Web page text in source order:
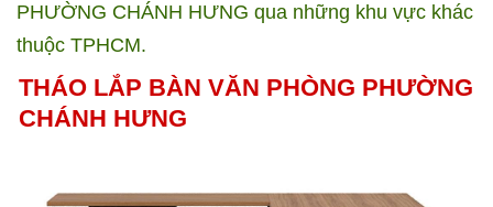
PHƯỜNG CHÁNH HƯNG qua những khu vực khác
thuộc TPHCM.
THÁO LẮP BÀN VĂN PHÒNG PHƯỜNG
CHÁNH HƯNG